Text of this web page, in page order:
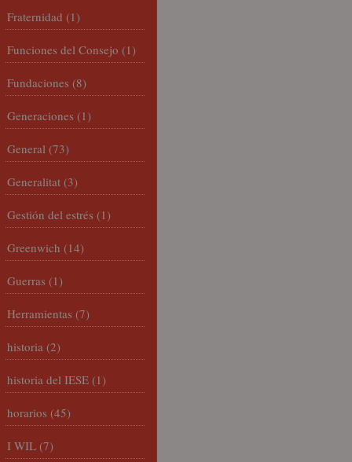
Fraternidad (1)
Funciones del Consejo (1)
Fundaciones (8)
Generaciones (1)
General (73)
Generalitat (3)
Gestión del estrés (1)
Greenwich (14)
Guerras (1)
Herramientas (7)
historia (2)
historia del IESE (1)
horarios (45)
I WIL (7)